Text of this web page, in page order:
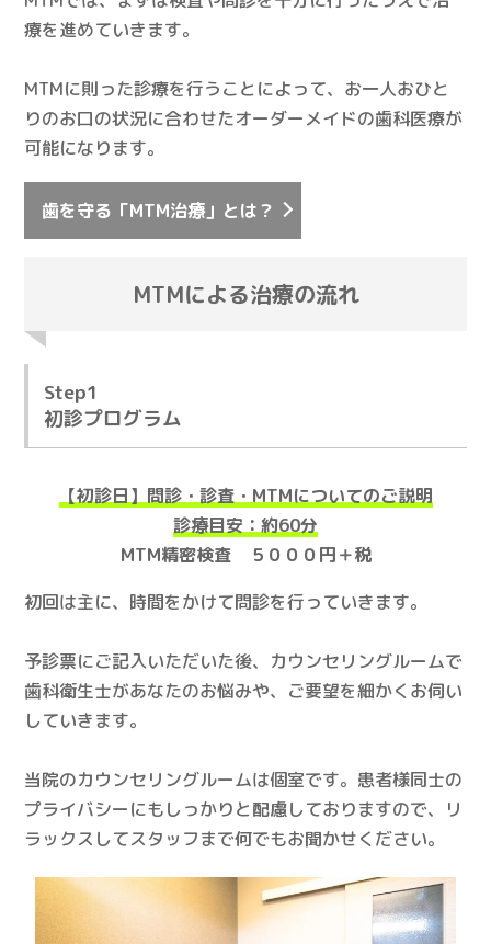
療を進めていきます。
MTMに則った診療を行うことによって、お一人おひと
りのお口の状況に合わせたオーダーメイドの歯科医療が
可能になります。
歯を守る「MTM治療」とは？
MTMによる治療の流れ
Step1
初診プログラム
【初診日】問診・診査・MTMについてのご説明
診療目安：約60分
MTM精密検査 ５０００円＋税
初回は主に、時間をかけて問診を行っていきます。
予診票にご記入いただいた後、カウンセリングルームで
歯科衛生士があなたのお悩みや、ご要望を細かくお伺い
していきます。
当院のカウンセリングルームは個室です。患者様同士の
プライバシーにもしっかりと配慮しておりますので、リ
ラックスしてスタッフまで何でもお聞かせください。